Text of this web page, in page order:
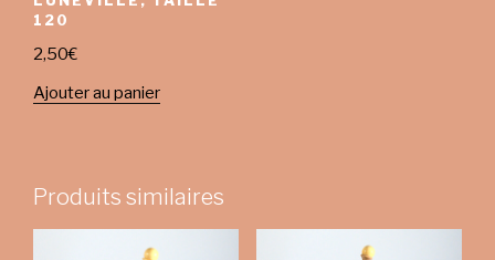
120
2,50€
Ajouter au panier
Produits similaires